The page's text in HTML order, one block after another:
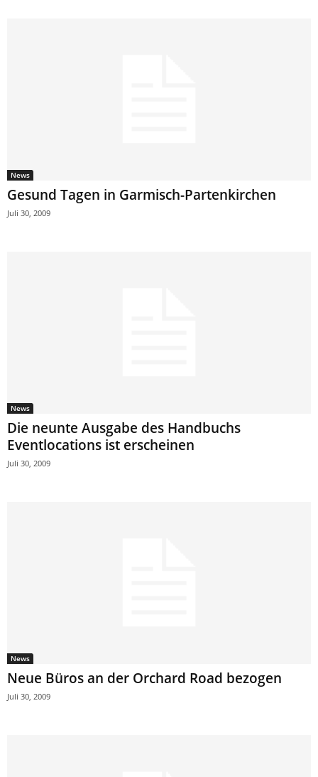
News
Gesund Tagen in Garmisch-Partenkirchen
Juli 30, 2009
News
Die neunte Ausgabe des Handbuchs
Eventlocations ist erscheinen
Juli 30, 2009
News
Neue Büros an der Orchard Road bezogen
Juli 30, 2009